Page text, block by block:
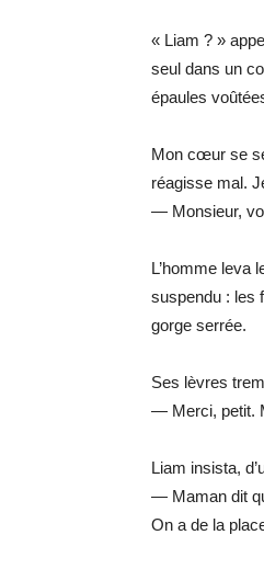
« Liam ? »
seul dans un
épaules
Mon cœur se
réagisse mal.
— Monsieur,
L’homme leva
suspendu : les
gorge serrée.
Ses lèvres
— Merci, petit.
Liam insista,
— Maman dit
On a de la